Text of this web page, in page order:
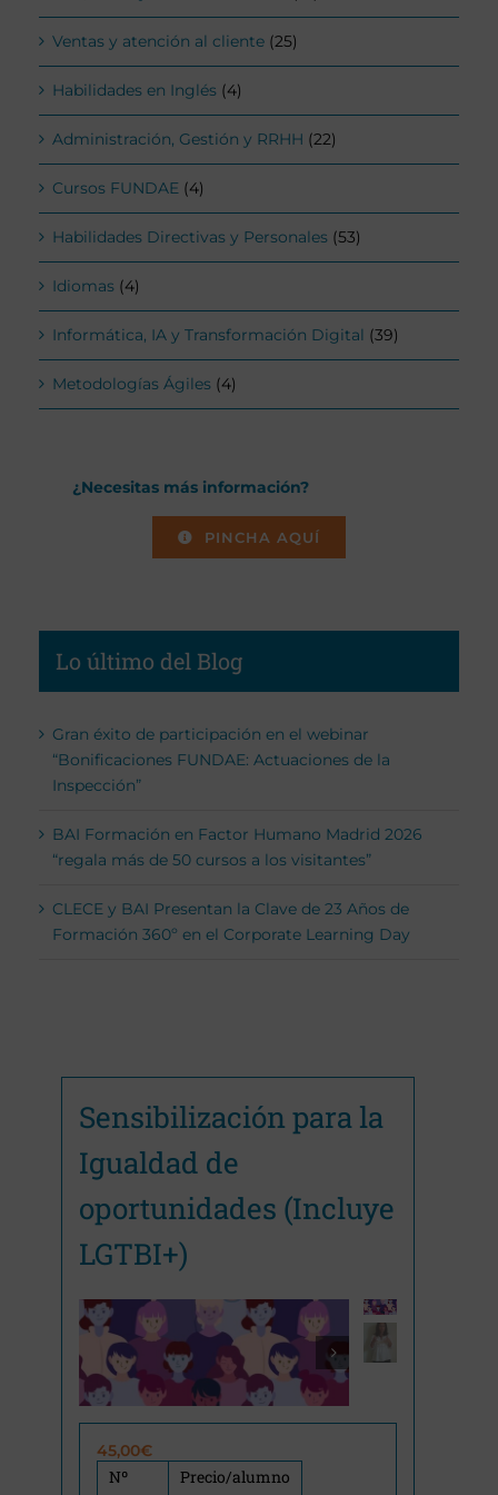
Sensibilización para la
Igualdad de
oportunidades (Incluye
LGTBI+)

45,00€
Nº Precio/alumno
Ventas y atención al cliente (25)
Habilidades en Inglés (4)
Administración, Gestión y RRHH (22)
Cursos FUNDAE (4)
Habilidades Directivas y Personales (53)
Idiomas (4)
Informática, IA y Transformación Digital (39)
Metodologías Ágiles (4)
¿Necesitas más información?
PINCHA AQUÍ
Lo último del Blog
Gran éxito de participación en el webinar
“Bonificaciones FUNDAE: Actuaciones de la
Inspección”
BAI Formación en Factor Humano Madrid 2026
“regala más de 50 cursos a los visitantes”
CLECE y BAI Presentan la Clave de 23 Años de
Formación 360º en el Corporate Learning Day